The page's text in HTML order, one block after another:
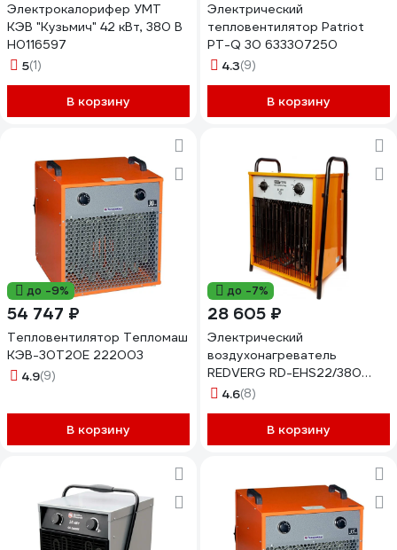
Электрокалорифер УМТ
КЭВ "Кузьмич" 42 кВт, 380 В
Н0116597
5(1)
В корзину
Электрический
тепловентилятор Patriot
PT-Q 30 633307250
4.3(9)
В корзину
до -9%
54 747 ₽
Тепловентилятор Тепломаш
КЭВ-30Т20Е 222003
4.9(9)
В корзину
до -7%
28 605 ₽
Электрический
воздухонагреватель
REDVERG RD-EHS22/380
6631482
4.6(8)
В корзину